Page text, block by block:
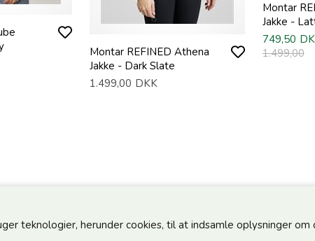
teknologier, herunder cookies, til at indsamle oplysninger
Montar REFINED Athena
Jakke - Dark Slate
1.499,00 DKK
Montar
Jakke -
749,50
1.499,00